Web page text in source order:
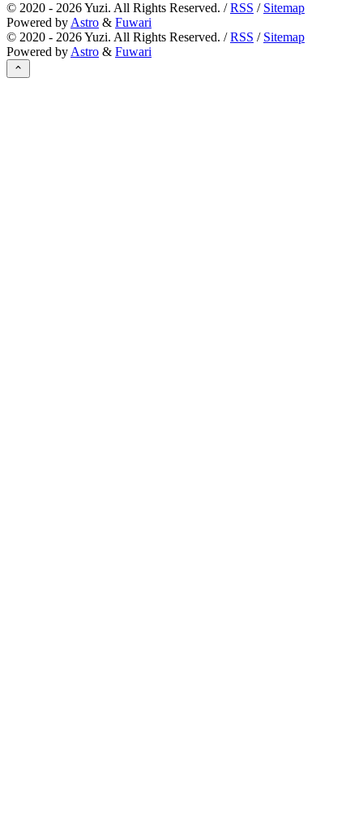
© 2020 - 2026Yuzi. All Rights Reserved. /RSS / Sitemap
Powered by Astro & Fuwari
© 2020 - 2026Yuzi. All Rights Reserved. /RSS / Sitemap
Powered by Astro & Fuwari